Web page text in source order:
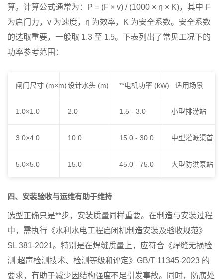
算。计算公式通常为：P = (F × v) / (1000 × η × K)，其中 F
为启门力，v 为速度，η 为效率，K 为安全系数。安全系数
的选取重要，一般取 1.3 至 1.5。下表列出了常见工况下的
功率参考范围：
闸门尺寸 (m×m)设计水头 (m) **电机功率 (kW) 适用场景
1.0×1.0 2.0 1.5 - 3.0 小型排涝站
3.0×4.0 10.0 15.0 - 30.0 中型灌溉渠首
5.0×5.0 15.0 45.0 - 75.0 大型防洪泵站
四、安装验收与运维有助于维持
选型正确只是**步，安装质量同样重要。在制造与安装过程
中，需执行《水利水电工程启闭机制造安装及验收规范》
SL 381-2021。特别是在焊缝质量上，应符合《焊缝无损检
测 超声检测技术、检测等级和评定》GB/T 11345-2023 的
要求，有助于减少因结构强度不足引发事故。同时，防腐处